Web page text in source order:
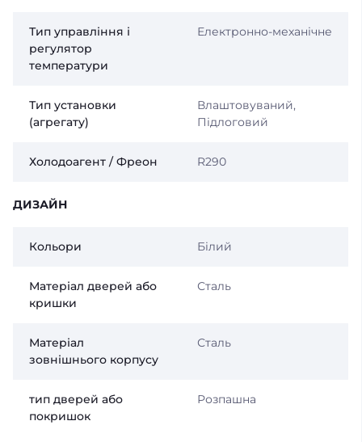
Тип управління і
регулятор
температури
Електронно-механічне
Тип установки
(агрегату)
Влаштовуваний,
Підлоговий
Холодоагент / Фреон R290
ДИЗАЙН
Кольори Білий
Матеріал дверей або
кришки
Сталь
Матеріал
зовнішнього корпусу
Сталь
тип дверей або
покришок
Розпашна